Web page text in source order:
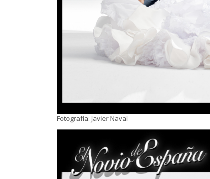
Fotografía: Javier Naval